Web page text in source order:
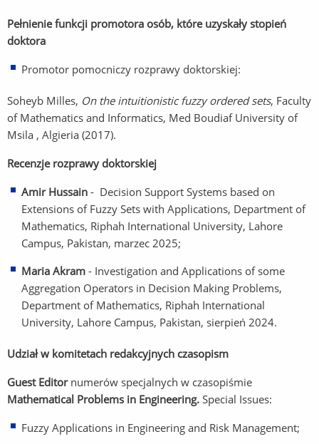
Pełnienie funkcji promotora osób, które uzyskały stopień
doktora
Promotor pomocniczy rozprawy doktorskiej:
Soheyb Milles, On the intuitionistic fuzzy ordered sets, Faculty
of Mathematics and Informatics, Med Boudiaf University of
Msila , Algieria (2017).
Recenzje rozprawy doktorskiej
Amir Hussain - Decision Support Systems based on
Extensions of Fuzzy Sets with Applications, Department of
Mathematics, Riphah International University, Lahore
Campus, Pakistan, marzec 2025;
Maria Akram - Investigation and Applications of some
Aggregation Operators in Decision Making Problems,
Department of Mathematics, Riphah International
University, Lahore Campus, Pakistan, sierpień 2024.
Udział w komitetach redakcyjnych czasopism
Guest Editornumerów specjalnych w czasopiśmie
Mathematical Problems in Engineering. Special Issues:
Fuzzy Applications in Engineering and Risk Management;